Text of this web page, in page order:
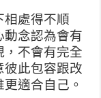
相處得不順
動念認為會有
，不會有完全
彼此包容跟改
適合自己。